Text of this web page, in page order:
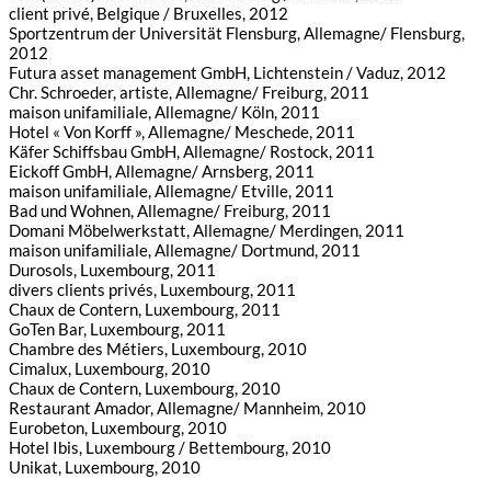
client privé, Belgique / Bruxelles, 2012
Sportzentrum der Universität Flensburg, Allemagne/ Flensburg,
2012
Futura asset management GmbH, Lichtenstein / Vaduz, 2012
Chr. Schroeder, artiste, Allemagne/ Freiburg, 2011
maison unifamiliale, Allemagne/ Köln, 2011
Hotel « Von Korff », Allemagne/ Meschede, 2011
Käfer Schiffsbau GmbH, Allemagne/ Rostock, 2011
Eickoff GmbH, Allemagne/ Arnsberg, 2011
maison unifamiliale, Allemagne/ Etville, 2011
Bad und Wohnen, Allemagne/ Freiburg, 2011
Domani Möbelwerkstatt, Allemagne/ Merdingen, 2011
maison unifamiliale, Allemagne/ Dortmund, 2011
Durosols, Luxembourg, 2011
divers clients privés, Luxembourg, 2011
Chaux de Contern, Luxembourg, 2011
GoTen Bar, Luxembourg, 2011
Chambre des Métiers, Luxembourg, 2010
Cimalux, Luxembourg, 2010
Chaux de Contern, Luxembourg, 2010
Restaurant Amador, Allemagne/ Mannheim, 2010
Eurobeton, Luxembourg, 2010
Hotel Ibis, Luxembourg / Bettembourg, 2010
Unikat, Luxembourg, 2010